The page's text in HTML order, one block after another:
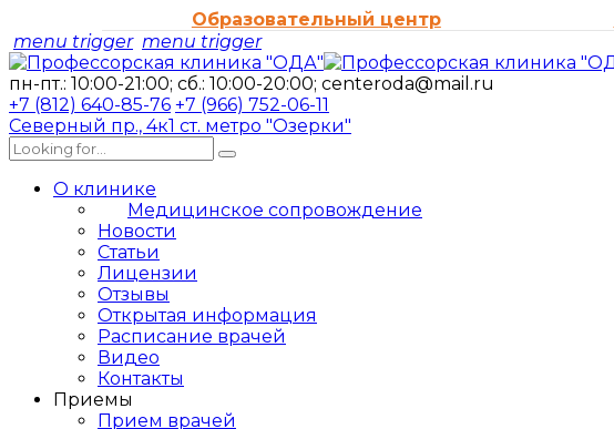
Образовательный центр
menu trigger menu trigger
пн-пт.: 10:00-21:00; сб.: 10:00-20:00; centeroda@mail.ru
+7 (812) 640-85-76 +7 (966) 752-06-11
Северный пр., 4к1 ст. метро "Озерки"
О клинике
Медицинское сопровождение
Новости
Статьи
Лицензии
Отзывы
Открытая информация
Расписание врачей
Видео
Контакты
Приемы
Прием врачей